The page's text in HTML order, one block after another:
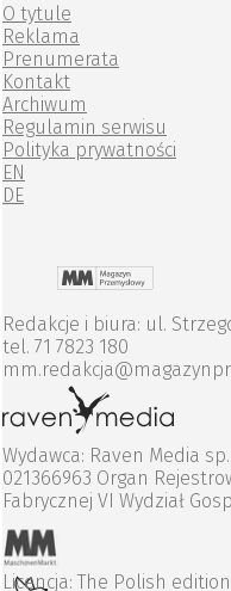
O tytule
Reklama
Prenumerata
Kontakt
Archiwum
Regulamin serwisu
Polityka prywatności
EN
DE
Redakcje i biura: ul.
tel. 71 7823 180
Wydawca: Raven Media sp.
021366963 Organ
Fabrycznej VI Wydział
Licencja: The Polish